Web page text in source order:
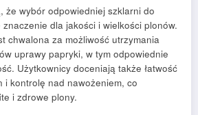
że wybór odpowiedniej szklarni do
dla jakości i wielkości plonów.
chwalona za możliwość utrzymania
uprawy papryki, w tym odpowiednie
Użytkownicy doceniają także łatwość
i kontrolę nad nawożeniem, co
i zdrowe plony.